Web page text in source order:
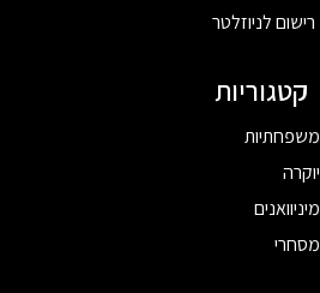
רישום לניוזלטר
קטגוריות
משפחתיות
יוקרה
מיניוואנים
מסחרי